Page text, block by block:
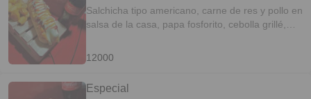
Salchicha tipo americano, carne de res y pollo en
salsa de la casa, papa fosforito, cebolla grillé,
rústicas
12000
Especial